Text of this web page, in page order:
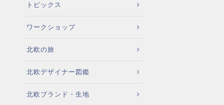
トピックス
ワークショップ
北欧の旅
北欧デザイナー図鑑
北欧ブランド・生地